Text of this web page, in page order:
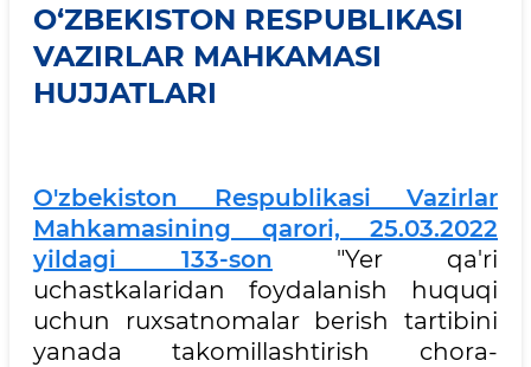
O‘ZBEKISTON RESPUBLIKASI
VAZIRLAR MAHKAMASI
HUJJATLARI
O'zbekiston Respublikasi Vazirlar
Mahkamasining qarori, 25.03.2022
yildagi 133-son "Yer qa'ri
uchastkalaridan foydalanish huquqi
uchun ruxsatnomalar berish tartibini
yanada takomillashtirish chora-